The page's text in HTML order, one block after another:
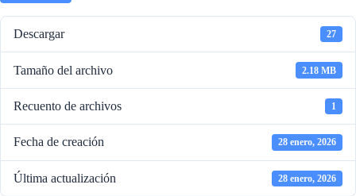
Descargar 27
Tamaño del archivo 2.18 MB
Recuento de archivos 1
Fecha de creación 28 enero, 2026
Última actualización 28 enero, 2026